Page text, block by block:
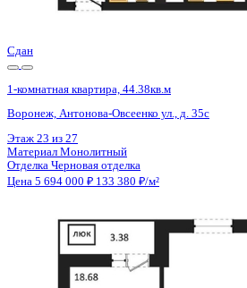
Цена 5 694 000 ₽ 133 380 ₽/м²